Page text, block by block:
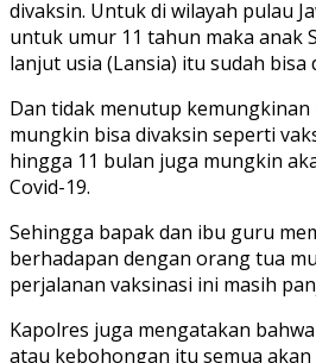
divaksin. Untuk di wilayah pulau
untuk umur 11 tahun maka anak
lanjut usia (Lansia) itu sudah bisa
Dan tidak menutup
mungkin bisa divaksin seperti
hingga 11 bulan juga mungkin
Covid-19.
Sehingga bapak dan ibu guru
berhadapan dengan orang tua
perjalanan vaksinasi ini masih
Kapolres juga mengatakan
atau kebohongan itu semua